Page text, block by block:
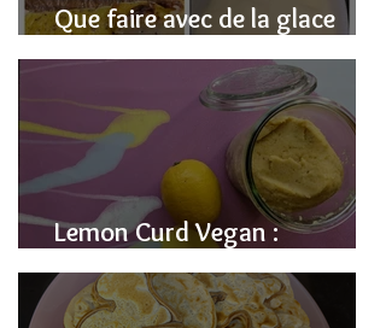
Que faire avec de la glace
fondue? J'ai la SOLUTION!
Lemon Curd Vegan :
L'alternative saine aux pois
chiches